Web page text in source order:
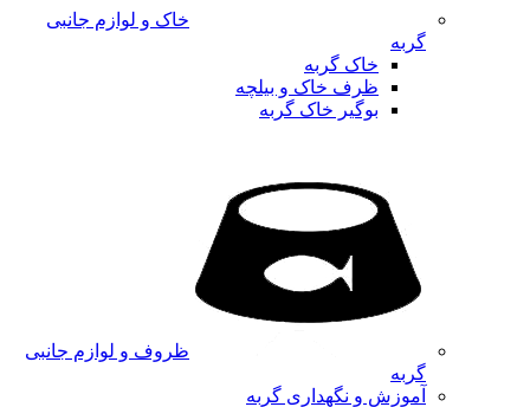
خاک و لوازم جانبی
گربه
خاک گربه
ظرف خاک و بیلچه
بوگیر خاک گربه
ظروف و لوازم جانبی
گربه
آموزش و نگهداری گربه